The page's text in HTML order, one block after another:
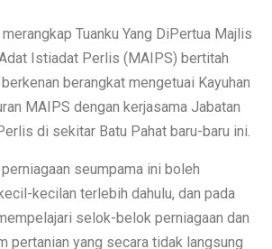
Tuanku Yang DiPertua Majlis
Istiadat Perlis (MAIPS) bertitah
berangkat mengetuai Kayuhan
MAIPS dengan kerjasama Jabatan
di sekitar Batu Pahat baru-baru ini.
seumpama ini boleh
kecilan terlebih dahulu, dan pada
selok-belok perniagaan dan
pertanian yang secara tidak langsung